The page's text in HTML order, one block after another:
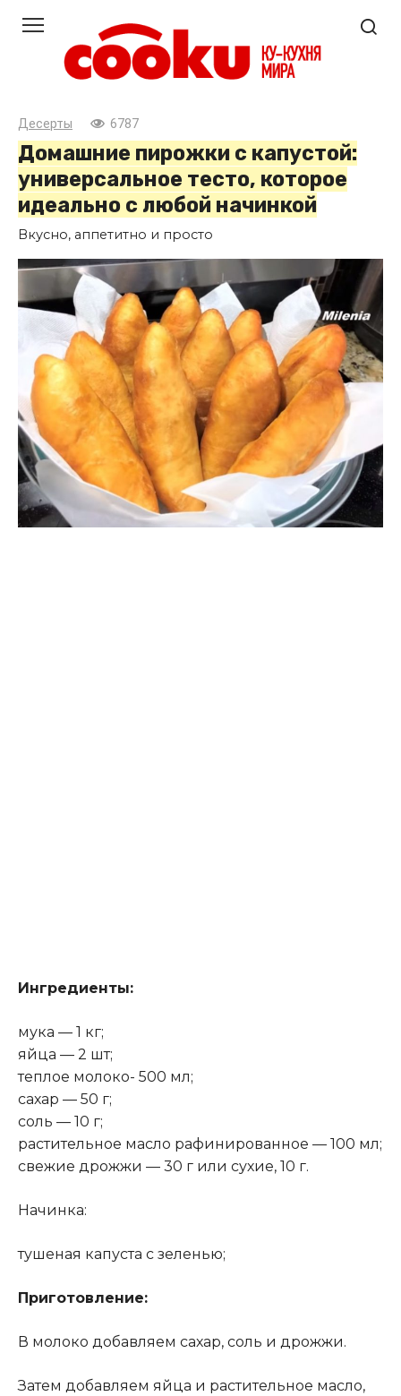
контенту
Десерты 6787
Домашние пирожки с капустой:
универсальное тесто, которое
идеально с любой начинкой
Вкусно, аппетитно и просто
Ингредиенты:
мука — 1 кг;
яйца — 2 шт;
теплое молоко- 500 мл;
сахар — 50 г;
соль — 10 г;
растительное масло рафинированное — 100 мл;
свежие дрожжи — 30 г или сухие, 10 г.
Начинка:
тушеная капуста с зеленью;
Приготовление:
В молоко добавляем сахар, соль и дрожжи.
Затем добавляем яйца и растительное масло,